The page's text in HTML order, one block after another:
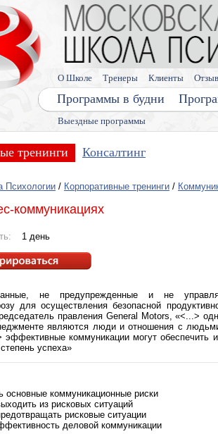
Выездные программы
Программы в будни
О Школе Тренеры Клиенты
тренинги Консалтинг
Психологии / Корпоративные тренинги /
коммуникациях
1 день
не предупрежденные и не
для осуществления безопасной
правления General Motors, «<...>
являются люди и отношения с
эффективные коммуникации могут обеспечить
успеха»
основные коммуникационные риски
из рисковых ситуаций
рисковые ситуации
деловой коммуникации